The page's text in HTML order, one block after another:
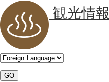
観光情報
GO